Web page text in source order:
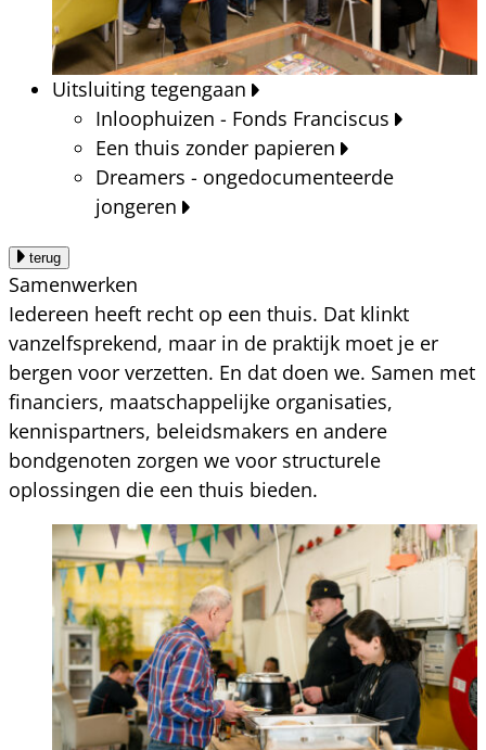
Uitsluiting tegengaan
Inloophuizen - Fonds Franciscus
Een thuis zonder papieren
Dreamers - ongedocumenteerde
jongeren
terug
Samenwerken
Iedereen heeft recht op een thuis. Dat klinkt
vanzelfsprekend, maar in de praktijk moet je er
bergen voor verzetten. En dat doen we. Samen met
financiers, maatschappelijke organisaties,
kennispartners, beleidsmakers en andere
bondgenoten zorgen we voor structurele
oplossingen die een thuis bieden.